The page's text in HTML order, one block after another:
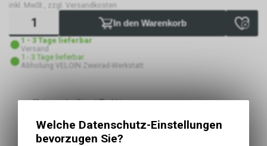
inkl. MwSt., zzgl. Versandkosten
In den Warenkorb
1 - 3 Tage lieferbar
Versand
1 - 3 Tage lieferbar
Abholung VELOIN Zweirad-Werkstatt
KategorieCity / Trekking
EinsatzbereichCity
TPI50
Welche Datenschutz-Einstellungen
bevorzugen Sie?